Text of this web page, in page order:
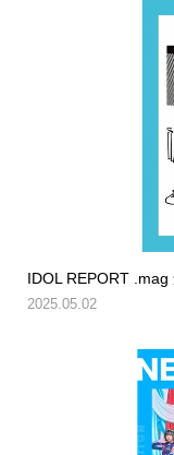
IDOL REPORT .mag
2025.05.02